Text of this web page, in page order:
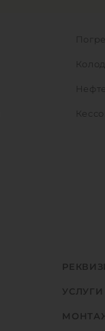
УСЛУГИ